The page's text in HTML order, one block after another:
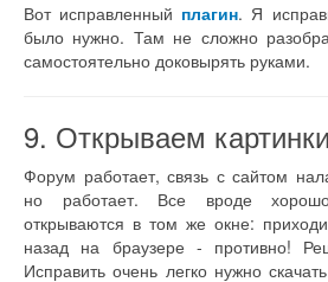
Вот исправленный плагин. Я
было нужно. Там не сложно
самостоятельно доковырять руками.
9. Открываем
Форум работает, связь с сайтом
но работает. Все вроде
открываются в том же окне:
назад на браузере - противно!
Исправить очень легко нужно